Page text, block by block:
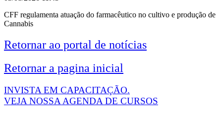
CFF regulamenta atuação do farmacêutico no cultivo e produção de
Cannabis
Retornar ao portal de notícias
Retornar a pagina inicial
INVISTA EM CAPACITAÇÃO.
VEJA NOSSA AGENDA DE CURSOS